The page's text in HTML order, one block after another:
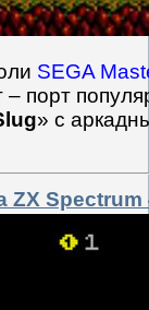
SEGA
порт
» с
ZX Spectrum